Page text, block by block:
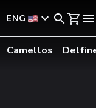
ENG
Camellos